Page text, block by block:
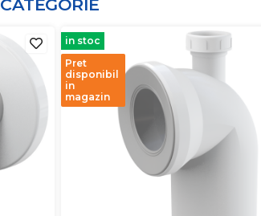
CATEGORIE
in stoc
Pret
disponibil
in
magazin